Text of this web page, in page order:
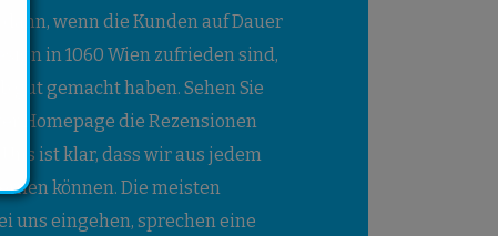
dann, wenn die Kunden auf Dauer
in 1060 Wien zufrieden sind,
gut gemacht haben. Sehen Sie
Homepage die Rezensionen
ist klar, dass wir aus jedem
können. Die meisten
uns eingehen, sprechen eine